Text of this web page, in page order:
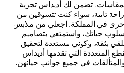
تضمن لك أديداس تجربة
تامة، سواء كنت تتسوقين من
أخرى في المملكة. اجعلي من ملابس
حياتك، واستمتعي بتصاميم
بثقة، وكوني مستعدة لتحقيق
المتعددة التي تقدمها أديداس
في جميع جوانب حياتهن.